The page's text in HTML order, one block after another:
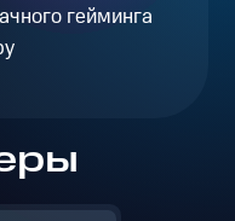
гейминга